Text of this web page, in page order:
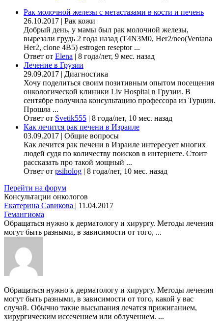
Рак молочной железы с метастазами в кости и печень
26.10.2017 | Рак кожи
Добрый день, у мамы был рак молочной железы,
вырезали грудь 2 года назад (Т4N3M0, Her2/neo(Ventana
Her2, clone 4B5) estrogen reseptor ...
Ответ от Elena | 8 года/лет, 9 мес. назад
Лечение в Грузии
29.09.2017 | Диагностика
Хочу поделиться своим позитивным опытом посещения
онкологической клиники Liv Hospital в Грузии. В
сентябре получила консультацию профессора из Турции.
Прошла ...
Ответ от Svetik555 | 8 года/лет, 10 мес. назад
Как лечится рак печени в Израиле
03.09.2017 | Общие вопросы
Как лечится рак печени в Израиле интересует многих
людей судя по количеству поисков в интернете. Стоит
рассказать про такой мощный ...
Ответ от psiholog | 8 года/лет, 10 мес. назад
Перейти на форум
Консультации онкологов
Екатерина Савикова | 11.04.2017
Гемангиома
Обращаться нужно к дерматологу и хирургу. Методы лечения
могут быть разными, в зависимости от того, ...
Обращаться нужно к дерматологу и хирургу. Методы лечения
могут быть разными, в зависимости от того, какой у вас
случай. Обычно такие высыпания лечатся прижиганием,
хирургическим иссечением или облучением. ...